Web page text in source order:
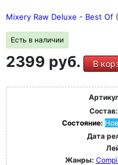
Mixery Raw Deluxe - Best Of
Есть в наличии
2399 руб. В
Состав:
Состояние:
Дата
Жанры: